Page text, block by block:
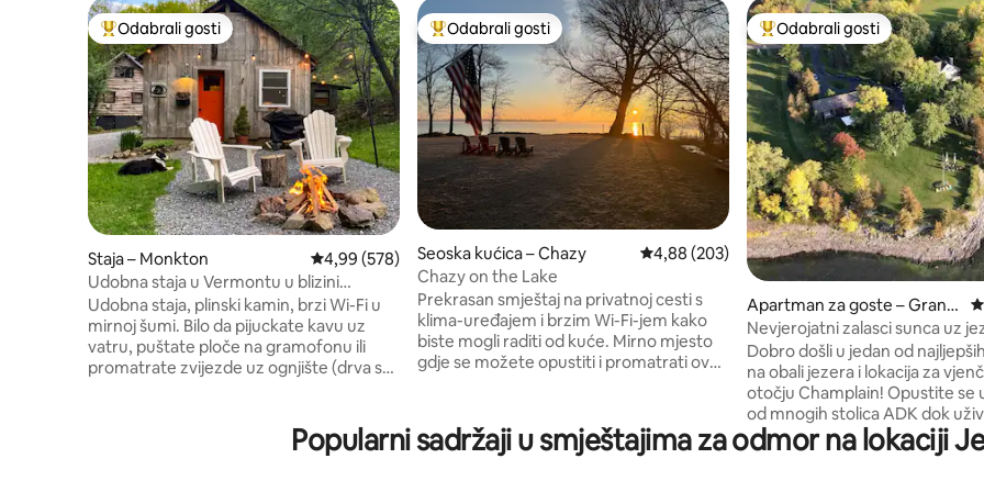
Među najviše rangiranima s oznakom „Odabrali gosti”
Odabrali gosti
Staja – Monkton Prosječna ocjena: 4,99/5, recenzija: 578
4,99 (578)
Udobna staja u Vermontu u blizini
Burlingtona – ognjište – povedite svog
psa – Wi-Fi
Udobna staja, plinski kamin, brzi Wi-Fi u
mirnoj šumi. Bilo da pijuckate kavu uz
vatru, puštate ploče na gramofonu ili
promatrate zvijezde uz ognjište (drva su
daljinu. Istražite pješačke staze u sklopu
objekta, hodajte po snijegu na krpljama i
Među najviše rangiranima s oznakom „Odabrali gosti”
Odabrali gosti
Seoska kućica – Chazy Prosječna ocjena: 4,88/5, recenzija: 203
4,88 (203)
Chazy on the Lake
Prekrasan smještaj na privatnoj cesti s
klima-uređajem i brzim Wi-Fi-jem kako
biste mogli raditi od kuće. Mirno mjesto
gdje se možete opustiti i promatrati ovaj
udaljena je 150 metara od kuće, stoga
slobodno povedite svoj brod. Možete
Među najviše rangiranima s
Odabrali gosti
Apartman za goste – Grand
Isle
Nevjerojatni zalasci sunca uz
najboljem smještaju u
Dobro došli u jedan od
na obali jezera i lokacija za
otočju Champlain! Opustite se
od mnogih stolica ADK dok
nevjerojatnim zalascima sunca
jezerom Champlain i planinama
Popularni sadržaji u smještajima za odmor na lokaciji